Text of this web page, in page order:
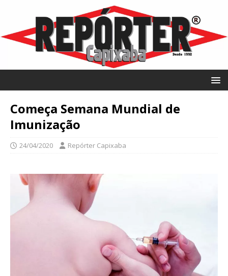
Começa Semana Mundial de
Imunização
24/04/2020 Repórter Capixaba